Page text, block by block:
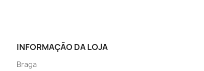
INFORMAÇÃO DA LOJA
Braga